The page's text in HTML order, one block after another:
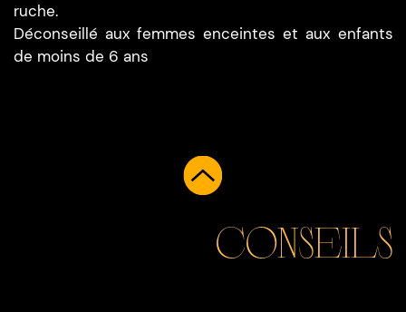
ruche.
Déconseillé aux femmes enceintes et aux enfants
de moins de 6 ans
Conseils